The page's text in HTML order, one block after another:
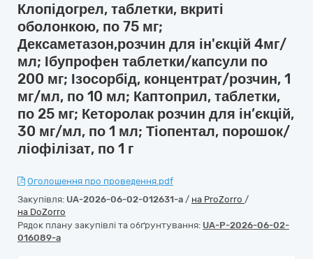
Клопідогрел, таблетки, вкриті
оболонкою, по 75 мг;
Дексаметазон,розчин для ін'єкцій 4мг/
мл; Ібупрофен таблетки/капсули по
200 мг; Ізосорбід, концентрат/розчин, 1
мг/мл, по 10 мл; Каптоприл, таблетки,
по 25 мг; Кеторолак розчин для ін’єкцій,
30 мг/мл, по 1 мл; Тіопентал, порошок/
ліофілізат, по 1 г
Оголошення про проведення.pdf
Закупівля: UA-2026-06-02-012631-a / на ProZorro /
на DoZorro
Рядок плану закупівлі та обґрунтування: UA-P-2026-06-02-
016089-a